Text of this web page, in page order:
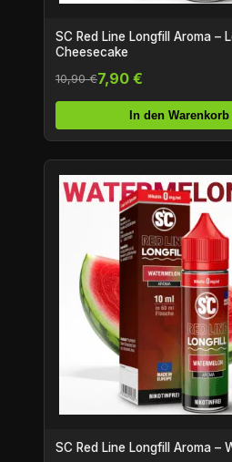
SC Red Line Longfill Aroma –
Cheesecake
10,90 €7,90 €
In den Warenkorb
SC Red Line Longfill Aroma –